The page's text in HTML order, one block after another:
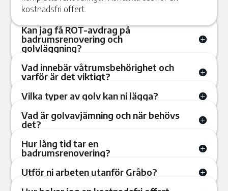
kostnadsfri offert.
Kan jag få ROT-avdrag på
badrumsrenovering och
golvläggning?
Vad innebär våtrumsbehörighet och
varför är det viktigt?
Vilka typer av golv kan ni lägga?
Vad är golvavjämning och när behövs
det?
Hur lång tid tar en
badrumsrenovering?
Utför ni arbeten utanför Gråbo?